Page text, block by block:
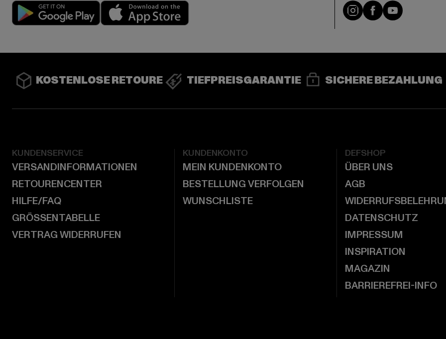
Play market App store Instagram
FacebookYouTube
KOSTENLOSE RETOURE TIEFPREISGARANTIE SICHERE BEZAHLUNG
KUNDENSERVICE
VERSANDINFORMATIONEN
RETOURENCENTER
HILFE/FAQ
GRÖSSENTABELLE
VERTRAG WIDERRUFEN
KUNDENKONTO
MEIN KUNDENKONTO
BESTELLUNG VERFOLGEN
WUNSCHLISTE
DEFSHOP
ÜBER UNS
AGB
DATENSCHUTZ
IMPRESSUM
INSPIRATION
MAGAZIN
BARRIEREFREI-INFO